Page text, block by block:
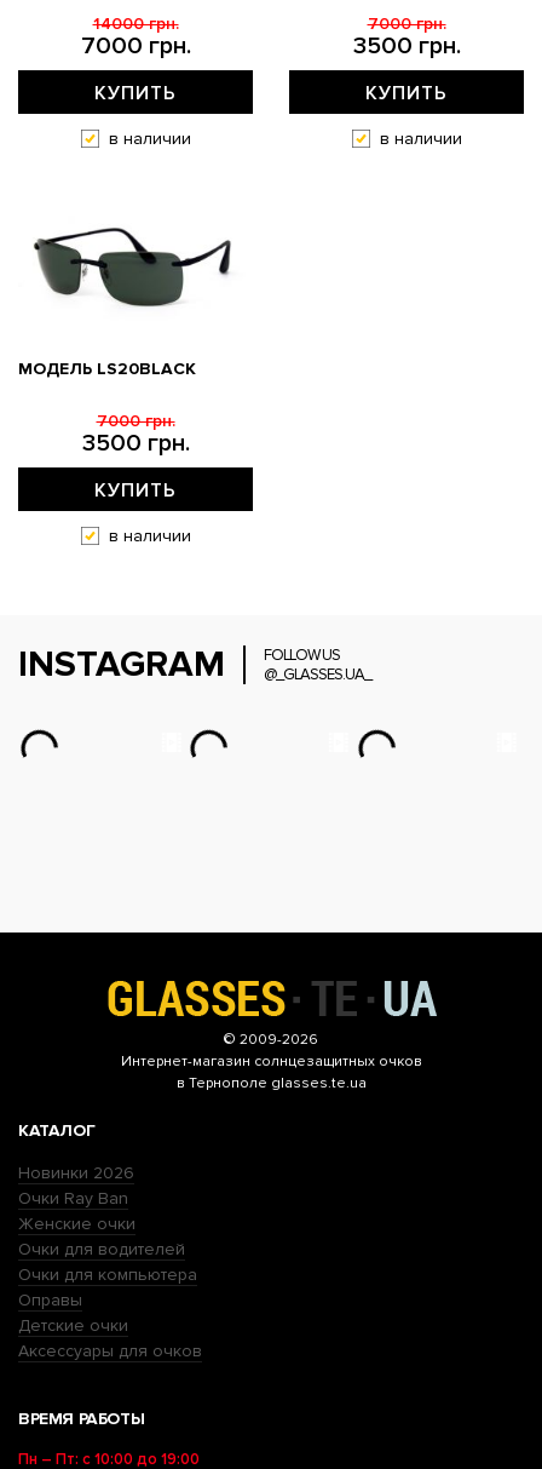
7000 грн.
14000 грн.
КУПИТЬ
в наличии
3500 грн.
7000 грн.
КУПИТЬ
в наличии
МОДЕЛЬ LS20BLACK
3500 грн.
7000 грн.
КУПИТЬ
в наличии
INSTAGRAM
FOLLOW US
@_GLASSES.UA_
© 2009-2026
Интернет-магазин солнцезащитных очков
в Тернополе glasses.te.ua
КАТАЛОГ
Новинки 2026
Очки Ray Ban
Женские очки
Очки для водителей
Очки для компьютера
Оправы
Детские очки
Аксессуары для очков
ВРЕМЯ РАБОТЫ
Пн – Пт: с 10:00 до 19:00